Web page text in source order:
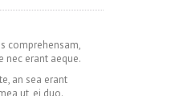
comprehensam,
nec erant aeque.
an sea erant